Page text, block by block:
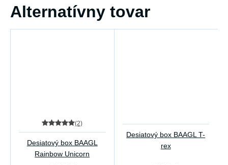
Alternatívny tovar
(2)
Desiatový box BAAGL
Rainbow Unicorn
Desiatový box BAAGL T-
rex